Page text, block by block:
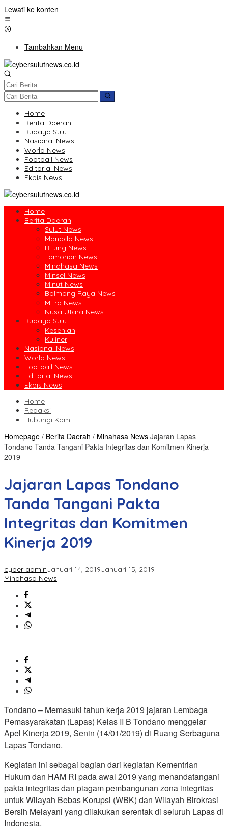
Lewati ke konten
Tambahkan Menu
Home
Berita Daerah
Budaya Sulut
Nasional News
World News
Football News
Editorial News
Ekbis News
Home
Berita Daerah
Sulut News
Manado News
Bitung News
Tomohon News
Minahasa News
Minsel News
Minut News
Bolmong Raya News
Mitra News
Nusa Utara News
Budaya Sulut
Kesenian
Kuliner
Nasional News
World News
Football News
Editorial News
Ekbis News
Home
Redaksi
Hubungi Kami
Homepage / Berita Daerah / Minahasa News Jajaran Lapas
Tondano Tanda Tangani Pakta Integritas dan Komitmen Kinerja
2019
Jajaran Lapas Tondano
Tanda Tangani Pakta
Integritas dan Komitmen
Kinerja 2019
cyber adminJanuari 14, 2019Januari 15, 2019
Minahasa News
Tondano – Memasuki tahun kerja 2019 jajaran Lembaga
Pemasyarakatan (Lapas) Kelas II B Tondano menggelar
Apel Kinerja 2019, Senin (14/01/2019) di Ruang Serbaguna
Lapas Tondano.
Kegiatan ini sebagai bagian dari kegiatan Kementrian
Hukum dan HAM RI pada awal 2019 yang menandatangani
pakta integritas dan piagam pembangunan zona integritas
untuk Wilayah Bebas Korupsi (WBK) dan Wilayah Birokrasi
Bersih Melayani yang dilakukan serentak di seluruh Lapas di
Indonesia.